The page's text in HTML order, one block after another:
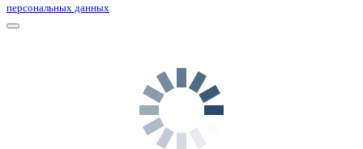
персональных данных